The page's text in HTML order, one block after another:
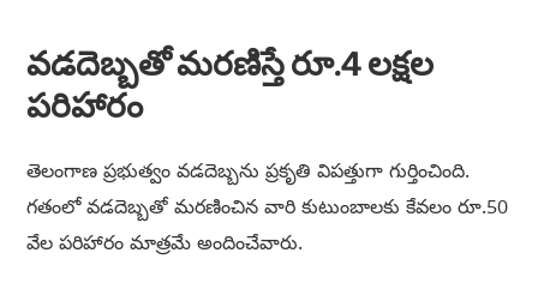
వడదెబ్బతో మరణిస్తే రూ.4 లక్షల
పరిహారం
తెలంగాణ ప్రభుత్వం వడదెబ్బను ప్రకృతి విపత్తుగా గుర్తించింది.
గతంలో వడదెబ్బతో మరణించిన వారి కుటుంబాలకు కేవలం రూ.50
వేల పరిహారం మాత్రమే అందించేవారు.